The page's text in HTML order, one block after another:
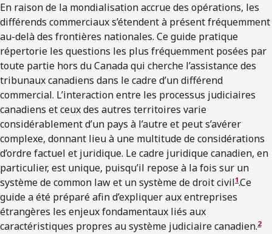
En raison de la mondialisation accrue des opérations, les
différends commerciaux s’étendent à présent fréquemment
au-delà des frontières nationales. Ce guide pratique
répertorie les questions les plus fréquemment posées par
toute partie hors du Canada qui cherche l’assistance des
tribunaux canadiens dans le cadre d’un différend
commercial. L’interaction entre les processus judiciaires
canadiens et ceux des autres territoires varie
considérablement d’un pays à l’autre et peut s’avérer
complexe, donnant lieu à une multitude de considérations
d’ordre factuel et juridique. Le cadre juridique canadien, en
particulier, est unique, puisqu’il repose à la fois sur un
système de common law et un système de droit civil1.Ce
guide a été préparé afin d’expliquer aux entreprises
étrangères les enjeux fondamentaux liés aux
caractéristiques propres au système judiciaire canadien.2